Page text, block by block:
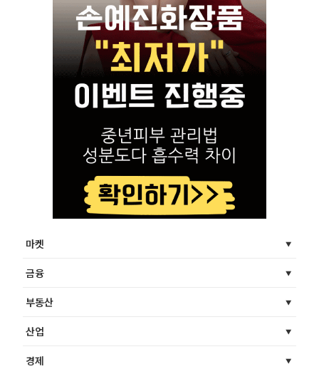
마켓
금융
부동산
산업
경제